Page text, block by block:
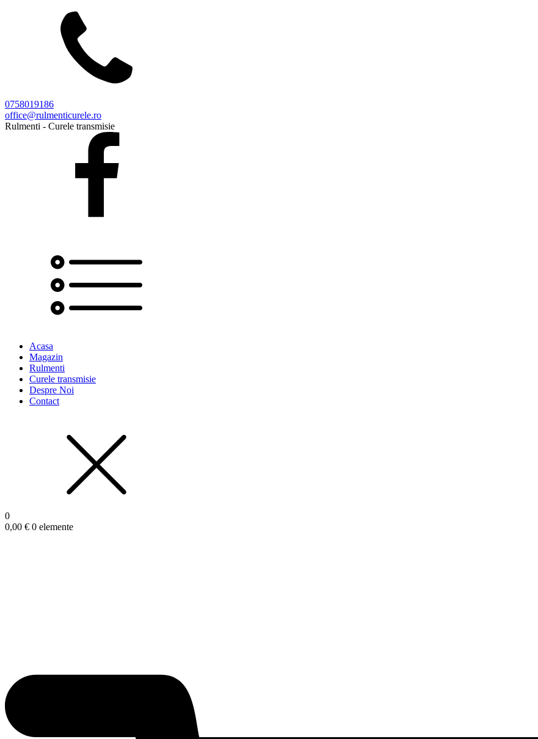
0758019186
office@rulmenticurele.ro
Rulmenti - Curele transmisie
Acasa
Magazin
Rulmenti
Curele transmisie
Despre Noi
Contact
0
0,00 € 0 elemente